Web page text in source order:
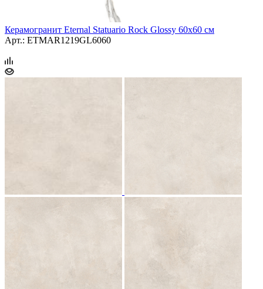
Керамогранит Eternal Statuario Rock Glossy 60x60 см
Арт.: ETMAR1219GL6060